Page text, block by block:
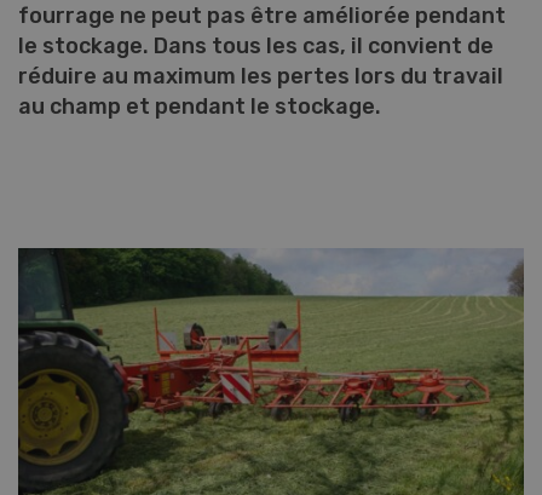
fourrage ne peut pas être améliorée pendant
le stockage. Dans tous les cas, il convient de
réduire au maximum les pertes lors du travail
au champ et pendant le stockage.